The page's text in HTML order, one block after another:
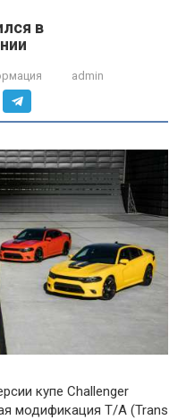
в
admin
купе Challenger
модификация T/A (Trans